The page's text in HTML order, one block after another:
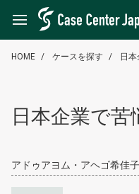
HOME ケースを探す 日
日本企業で苦
アドゥアヨム・アヘゴ希佳子